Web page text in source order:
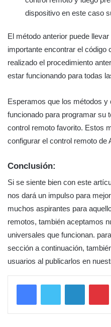
dispositivo en este caso
El método anterior puede
importante encontrar el código
realizado el procedimiento
estar funcionando para todas
Esperamos que los métodos y
funcionado para programar su
control remoto favorito. Estos
configurar el control remoto de
Conclusión:
Si se siente bien con este
nos dará un impulso para
muchos aspirantes para
remotos, también aceptamos
universales que funcionan.
sección a continuación,
usuarios al publicarlos en
LinkedIn